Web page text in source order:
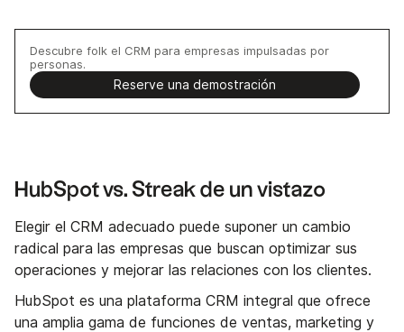
Descubre folk el CRM para empresas impulsadas por
personas.
Reserve una demostración
HubSpot vs. Streak de un vistazo
Elegir el CRM adecuado puede suponer un cambio
radical para las empresas que buscan optimizar sus
operaciones y mejorar las relaciones con los clientes.
HubSpot es una plataforma CRM integral que ofrece
una amplia gama de funciones de ventas, marketing y